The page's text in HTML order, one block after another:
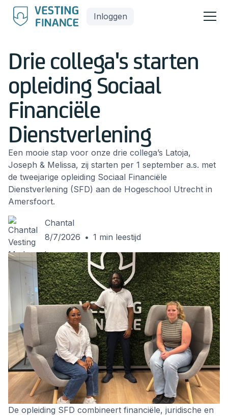
Inloggen
Drie collega's starten
opleiding Sociaal
Financiële
Dienstverlening
Een mooie stap voor onze drie collega’s Latoja,
Joseph & Melissa, zij starten per 1 september a.s. met
de tweejarige opleiding Sociaal Financiële
Dienstverlening (SFD) aan de Hogeschool Utrecht in
Amersfoort.
Chantal
8/7/2026 • 1 min leestijd
De opleiding SFD combineert financiële, juridische en